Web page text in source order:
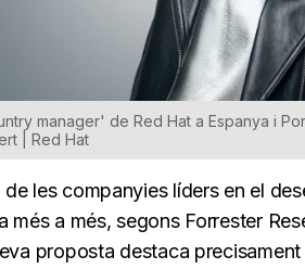
manager' de Red Hat a Espanya i
| Red Hat
de les companyies líders en el
més a més, segons Forrester
proposta destaca